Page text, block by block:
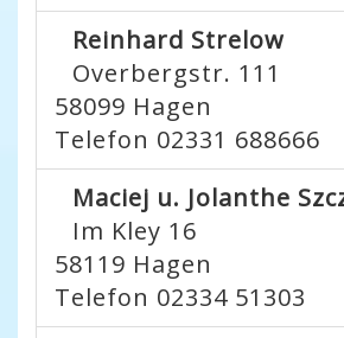
Reinhard Strelow
Overbergstr. 111
58099 Hagen
Telefon 02331 688666
Maciej u. Jolanthe
Im Kley 16
58119 Hagen
Telefon 02334 51303